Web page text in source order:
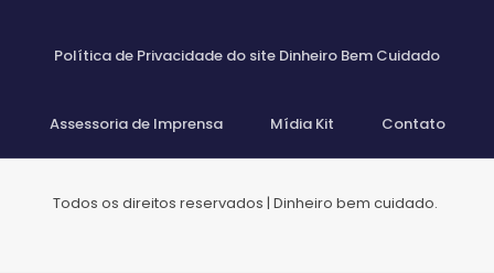
Política de Privacidade do site Dinheiro Bem Cuidado
Assessoria de Imprensa Mídia Kit Contato
Todos os direitos reservados | Dinheiro bem cuidado.